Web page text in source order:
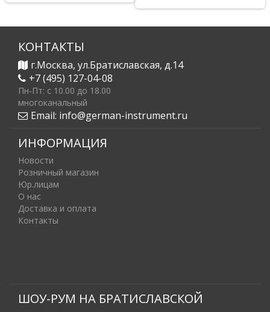
КОНТАКТЫ
г.Москва, ул.Братиславская, д.14
+7 (495) 127-04-08
Пн-Пт: c 10.00 до 18.00
многоканальный
Email: info@german-instrument.ru
ИНФОРМАЦИЯ
Новости
Розничный магазин
Юр.лицам
О нас
Доставка и оплата
Контакты
ШОУ-РУМ НА БРАТИСЛАВСКОЙ